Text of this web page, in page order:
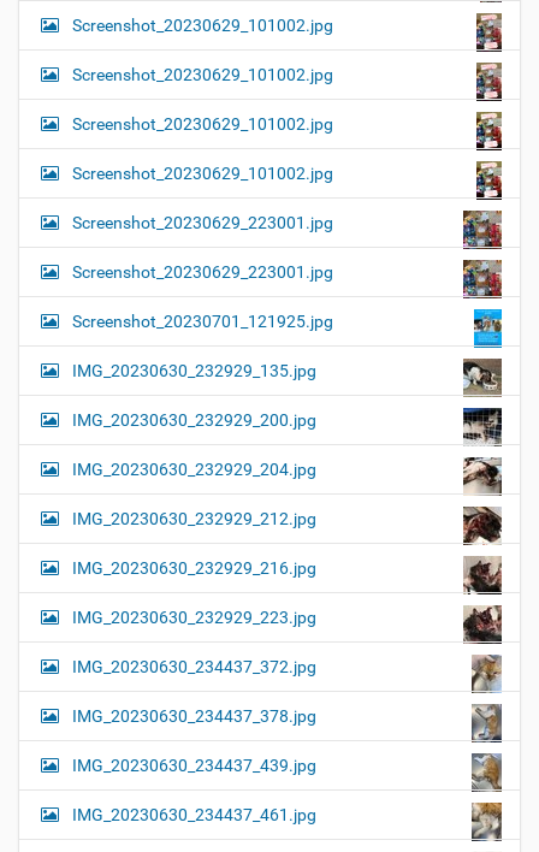
Screenshot_20230629_101002.jpg
Screenshot_20230629_101002.jpg
Screenshot_20230629_101002.jpg
Screenshot_20230629_101002.jpg
Screenshot_20230629_223001.jpg
Screenshot_20230629_223001.jpg
Screenshot_20230701_121925.jpg
IMG_20230630_232929_135.jpg
IMG_20230630_232929_200.jpg
IMG_20230630_232929_204.jpg
IMG_20230630_232929_212.jpg
IMG_20230630_232929_216.jpg
IMG_20230630_232929_223.jpg
IMG_20230630_234437_372.jpg
IMG_20230630_234437_378.jpg
IMG_20230630_234437_439.jpg
IMG_20230630_234437_461.jpg